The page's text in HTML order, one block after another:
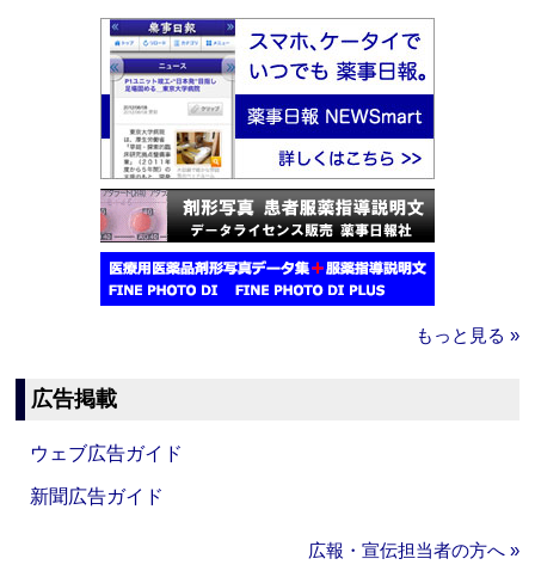
もっと見る »
広告掲載
ウェブ広告ガイド
新聞広告ガイド
広報・宣伝担当者の方へ »